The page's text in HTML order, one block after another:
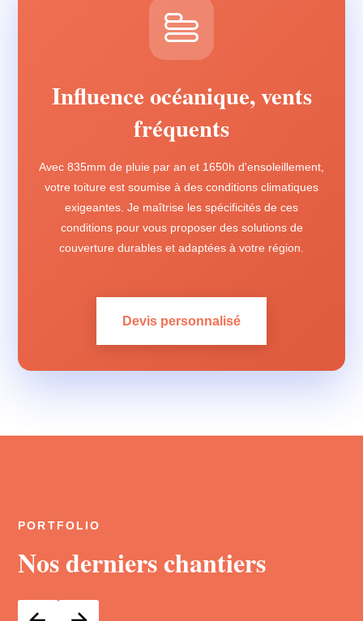
Influence océanique, vents
fréquents
Avec 835mm de pluie par an et 1650h d'ensoleillement,
votre toiture est soumise à des conditions climatiques
exigeantes. Je maîtrise les spécificités de ces
conditions pour vous proposer des solutions de
couverture durables et adaptées à votre région.
Devis personnalisé
PORTFOLIO
Nos derniers chantiers